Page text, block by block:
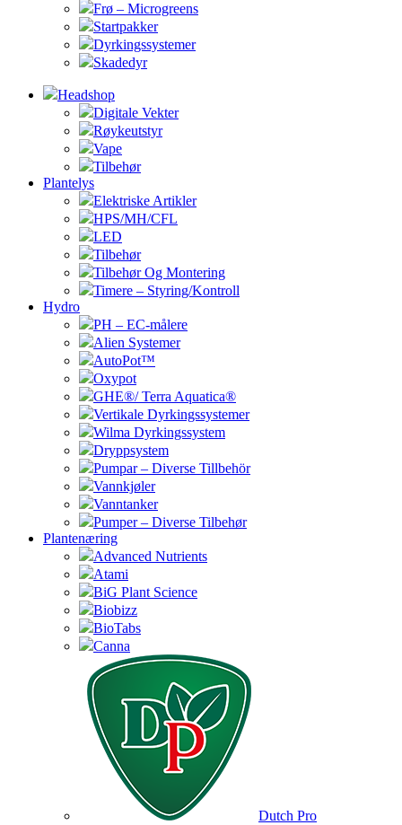
Frø – Microgreens
Startpakker
Dyrkingssystemer
Skadedyr
Headshop
Digitale Vekter
Røykeutstyr
Vape
Tilbehør
Plantelys
Elektriske Artikler
HPS/MH/CFL
LED
Tilbehør
Tilbehør Og Montering
Timere – Styring/Kontroll
Hydro
PH – EC-målere
Alien Systemer
AutoPot™
Oxypot
GHE®/ Terra Aquatica®
Vertikale Dyrkingssystemer
Wilma Dyrkingssystem
Dryppsystem
Pumpar – Diverse Tillbehör
Vannkjøler
Vanntanker
Pumper – Diverse Tilbehør
Plantenæring
Advanced Nutrients
Atami
BiG Plant Science
Biobizz
BioTabs
Canna
Dutch Pro